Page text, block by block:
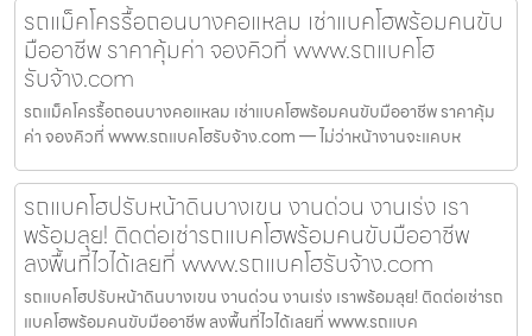
รถแม็คโครรื้อถอนบางคอแหลม เช่าแบคโฮพร้อมคนขับ
มืออาชีพ ราคาคุ้มค่า จองคิวที่ www.รถแบคโฮ
รับจ้าง.com
รถแม็คโครรื้อถอนบางคอแหลม เช่าแบคโฮพร้อมคนขับมืออาชีพ ราคาคุ้ม
ค่า จองคิวที่ www.รถแบคโฮรับจ้าง.com — ไม่ว่าหน้างานจะแคบห
รถแบคโฮปรับหน้าดินบางเขน งานด่วน งานเร่ง เรา
พร้อมลุย! ติดต่อเช่ารถแบคโฮพร้อมคนขับมืออาชีพ
ลงพื้นที่ไวได้เลยที่ www.รถแบคโฮรับจ้าง.com
รถแบคโฮปรับหน้าดินบางเขน งานด่วน งานเร่ง เราพร้อมลุย! ติดต่อเช่ารถ
แบคโฮพร้อมคนขับมืออาชีพ ลงพื้นที่ไวได้เลยที่ www.รถแบค